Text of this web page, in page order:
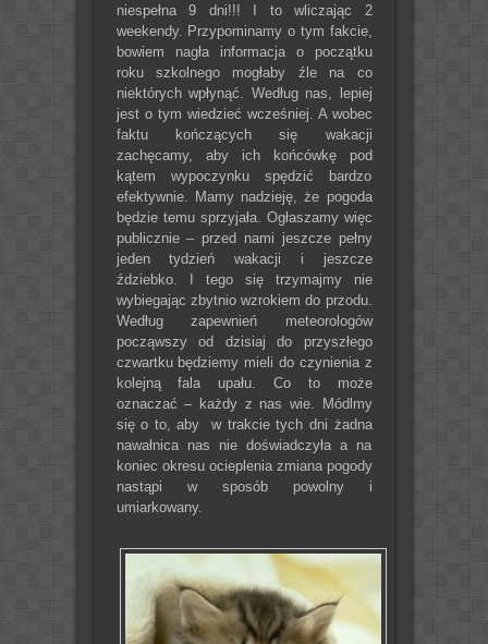
niespełna 9 dni!!! I to wliczając 2
weekendy. Przypominamy o tym fakcie,
bowiem nagła informacja o początku
roku szkolnego mogłaby źle na co
niektórych wpłynąć. Według nas, lepiej
jest o tym wiedzieć wcześniej. A wobec
faktu kończących się wakacji
zachęcamy, aby ich końcówkę pod
kątem wypoczynku spędzić bardzo
efektywnie. Mamy nadzieję, że pogoda
będzie temu sprzyjała. Ogłaszamy więc
publicznie – przed nami jeszcze pełny
jeden tydzień wakacji i jeszcze
ździebko. I tego się trzymajmy nie
wybiegając zbytnio wzrokiem do przodu.
Według zapewnień meteorologów
począwszy od dzisiaj do przyszłego
czwartku będziemy mieli do czynienia z
kolejną fala upału. Co to może
oznaczać – każdy z nas wie. Módlmy
się o to, aby w trakcie tych dni żadna
nawałnica nas nie doświadczyła a na
koniec okresu ocieplenia zmiana pogody
nastąpi w sposób powolny i
umiarkowany.